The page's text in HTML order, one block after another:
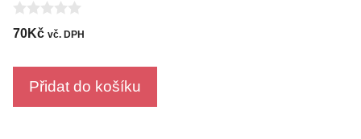
0
o
t
5
70Kč vč. DPH
Přidat do košíku